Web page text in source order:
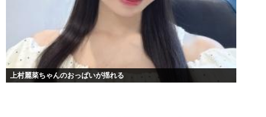
上村麗菜ちゃんのおっぱいが揺れる